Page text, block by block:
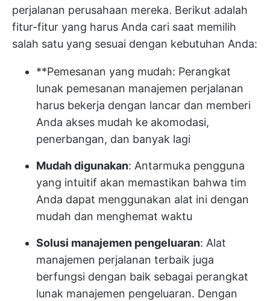
perjalanan perusahaan mereka. Berikut adalah
fitur-fitur yang harus Anda cari saat memilih
salah satu yang sesuai dengan kebutuhan Anda:
**Pemesanan yang mudah: Perangkat
lunak pemesanan manajemen perjalanan
harus bekerja dengan lancar dan memberi
Anda akses mudah ke akomodasi,
penerbangan, dan banyak lagi
Mudah digunakan: Antarmuka pengguna
yang intuitif akan memastikan bahwa tim
Anda dapat menggunakan alat ini dengan
mudah dan menghemat waktu
Solusi manajemen pengeluaran: Alat
manajemen perjalanan terbaik juga
berfungsi dengan baik sebagai perangkat
lunak manajemen pengeluaran. Dengan